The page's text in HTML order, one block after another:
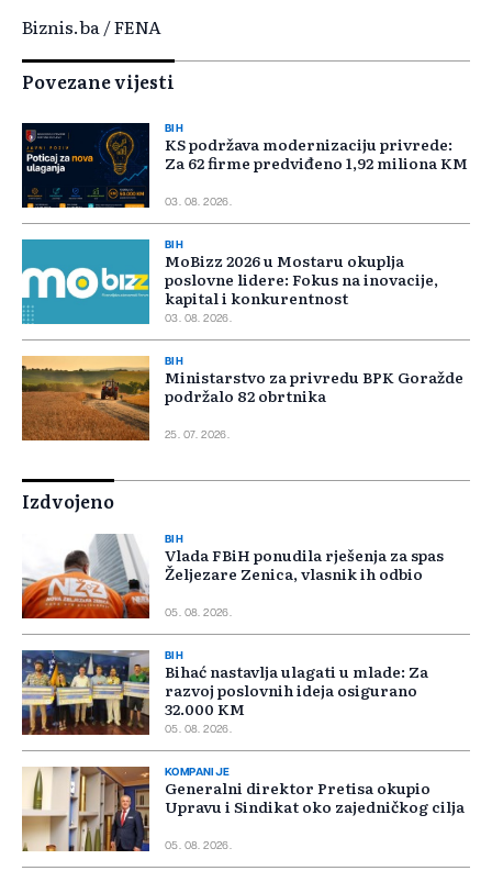
Biznis.ba / FENA
Povezane vijesti
BIH
KS podržava modernizaciju privrede:
Za 62 firme predviđeno 1,92 miliona KM
03. 08. 2026.
BIH
MoBizz 2026 u Mostaru okuplja
poslovne lidere: Fokus na inovacije,
kapital i konkurentnost
03. 08. 2026.
BIH
Ministarstvo za privredu BPK Goražde
podržalo 82 obrtnika
25. 07. 2026.
Izdvojeno
BIH
Vlada FBiH ponudila rješenja za spas
Željezare Zenica, vlasnik ih odbio
05. 08. 2026.
BIH
Bihać nastavlja ulagati u mlade: Za
razvoj poslovnih ideja osigurano
32.000 KM
05. 08. 2026.
KOMPANIJE
Generalni direktor Pretisa okupio
Upravu i Sindikat oko zajedničkog cilja
05. 08. 2026.